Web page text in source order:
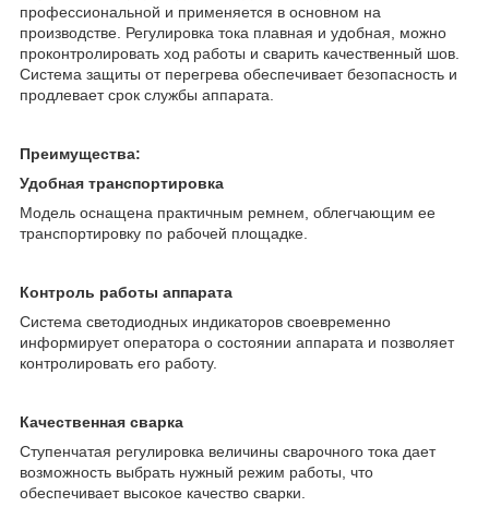
профессиональной и применяется в основном на
производстве. Регулировка тока плавная и удобная, можно
проконтролировать ход работы и сварить качественный шов.
Система защиты от перегрева обеспечивает безопасность и
продлевает срок службы аппарата.
Преимущества:
Удобная транспортировка
Модель оснащена практичным ремнем, облегчающим ее
транспортировку по рабочей площадке.
Контроль работы аппарата
Система светодиодных индикаторов своевременно
информирует оператора о состоянии аппарата и позволяет
контролировать его работу.
Качественная сварка
Ступенчатая регулировка величины сварочного тока дает
возможность выбрать нужный режим работы, что
обеспечивает высокое качество сварки.